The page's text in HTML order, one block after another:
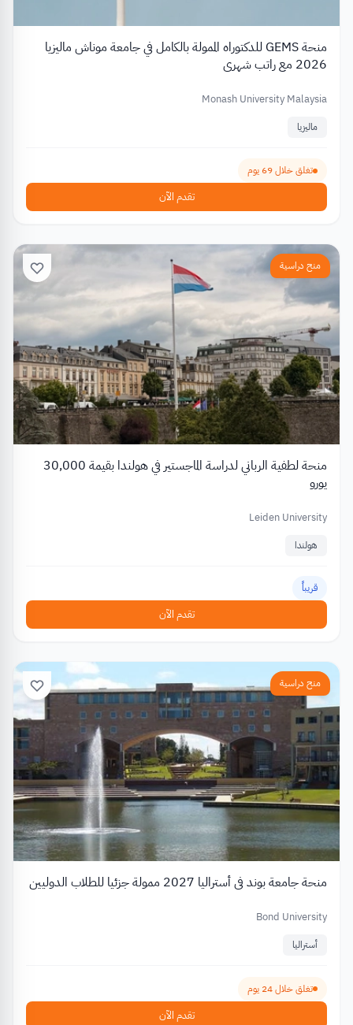
منحة GEMS للدكتوراه الممولة بالكامل في جامعة موناش ماليزيا
2026 مع راتب شهري
Monash University Malaysia
ماليزيا
تغلق خلال 69 يوم
تقدم الآن
منح دراسية
منحة لطفية الرباني لدراسة الماجستير في هولندا بقيمة 30,000
يورو
Leiden University
هولندا
قريباً
تقدم الآن
منح دراسية
منحة جامعة بوند في أستراليا 2027 ممولة جزئيا للطلاب الدوليين
Bond University
أستراليا
تغلق خلال 24 يوم
تقدم الآن